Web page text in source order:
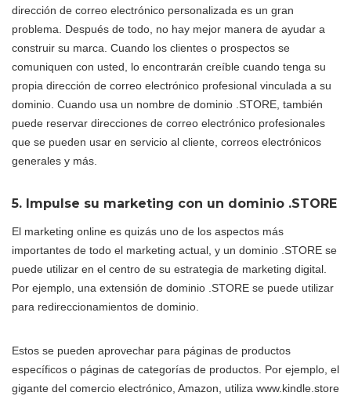
dirección de correo electrónico personalizada es un gran
problema. Después de todo, no hay mejor manera de ayudar a
construir su marca. Cuando los clientes o prospectos se
comuniquen con usted, lo encontrarán creíble cuando tenga su
propia dirección de correo electrónico profesional vinculada a su
dominio. Cuando usa un nombre de dominio .STORE, también
puede reservar direcciones de correo electrónico profesionales
que se pueden usar en servicio al cliente, correos electrónicos
generales y más.
5. Impulse su marketing con un dominio .STORE
El marketing online es quizás uno de los aspectos más
importantes de todo el marketing actual, y un dominio .STORE se
puede utilizar en el centro de su estrategia de marketing digital.
Por ejemplo, una extensión de dominio .STORE se puede utilizar
para redireccionamientos de dominio.
Estos se pueden aprovechar para páginas de productos
específicos o páginas de categorías de productos. Por ejemplo, el
gigante del comercio electrónico, Amazon, utiliza www.kindle.store